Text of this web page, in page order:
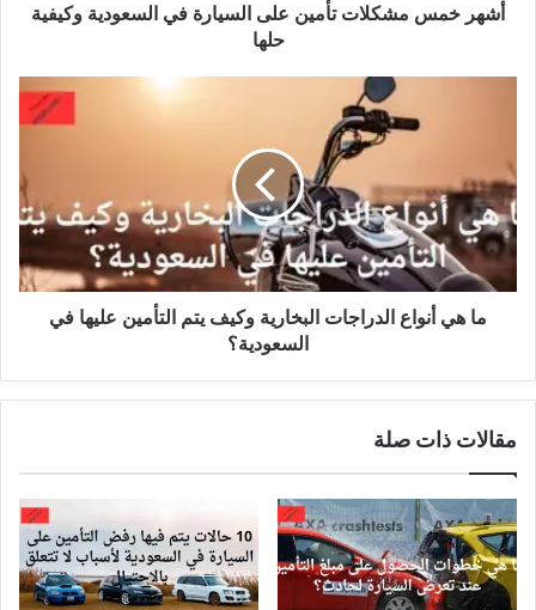
أشهر خمس مشكلات تأمين على السيارة في السعودية وكيفية
حلها
ما هي أنواع الدراجات البخارية وكيف يتم التأمين عليها في
السعودية؟
مقالات ذات صلة